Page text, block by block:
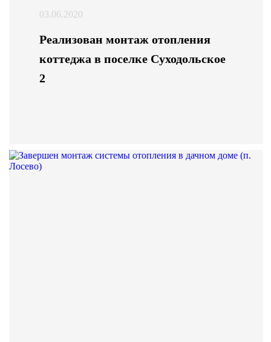
03.06.2020
Реализован монтаж отопления
коттеджа в поселке Суходольское
2